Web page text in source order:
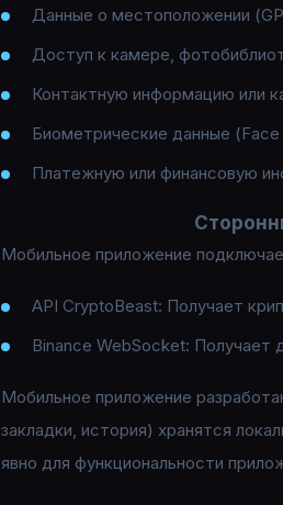
Данные о местоположении
Доступ к камере,
Контактную информацию или
Биометрические данные (Face
Платежную или финансовую
Мобильное приложение
API CryptoBeast: Получает
Binance WebSocket: Получает
Мобильное приложение
закладки, история) хранятся
явно для функциональности